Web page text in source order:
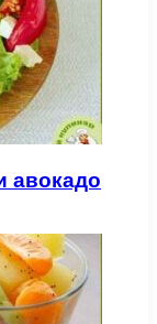
авокадо